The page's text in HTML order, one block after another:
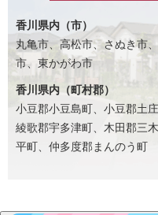
香川県内（市）
丸亀市、高松市、さぬき市
市、東かがわ市
香川県内（町村郡）
小豆郡小豆島町、小豆郡土
綾歌郡宇多津町、木田郡三
平町、仲多度郡まんのう町